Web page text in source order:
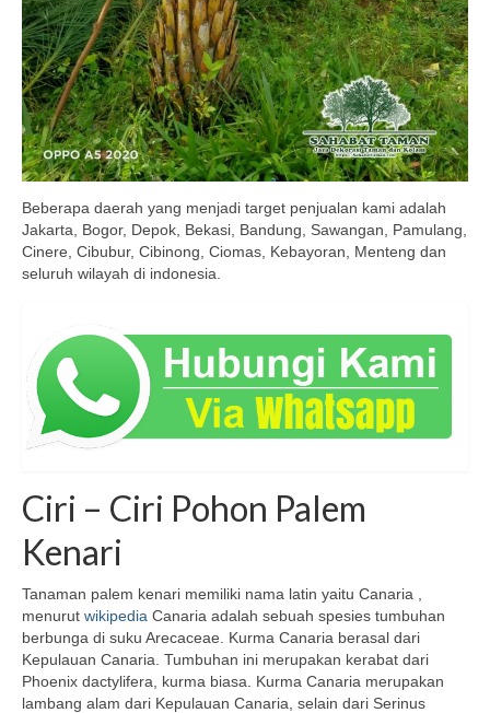
Beberapa daerah yang menjadi target penjualan kami adalah
Jakarta, Bogor, Depok, Bekasi, Bandung, Sawangan, Pamulang,
Cinere, Cibubur, Cibinong, Ciomas, Kebayoran, Menteng dan
seluruh wilayah di indonesia.
Ciri – Ciri Pohon Palem
Kenari
Tanaman palem kenari memiliki nama latin yaitu Canaria ,
menurut wikipedia Canaria adalah sebuah spesies tumbuhan
berbunga di suku Arecaceae. Kurma Canaria berasal dari
Kepulauan Canaria. Tumbuhan ini merupakan kerabat dari
Phoenix dactylifera, kurma biasa. Kurma Canaria merupakan
lambang alam dari Kepulauan Canaria, selain dari Serinus